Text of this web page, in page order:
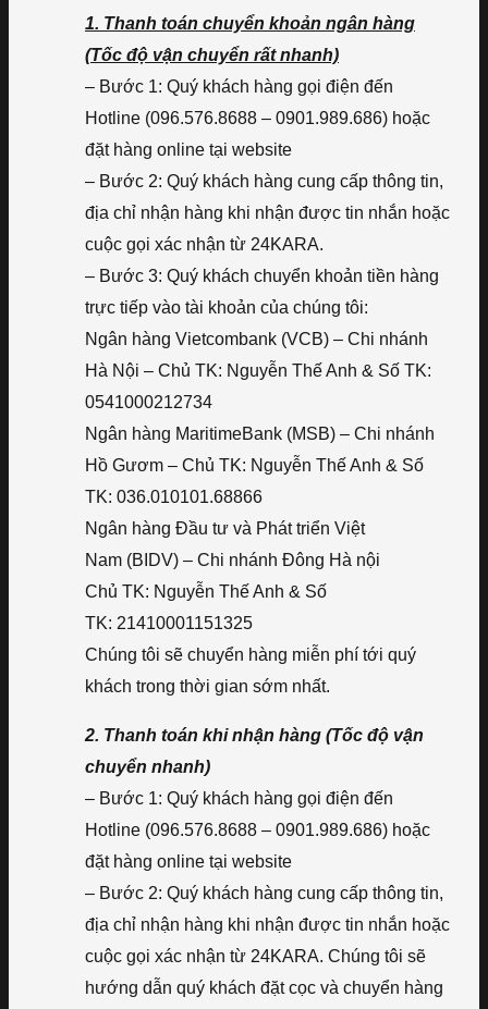
1. Thanh toán chuyển khoản ngân hàng
(Tốc độ vận chuyển rất nhanh)
– Bước 1: Quý khách hàng gọi điện đến
Hotline (096.576.8688 – 0901.989.686) hoặc
đặt hàng online tại website
– Bước 2: Quý khách hàng cung cấp thông tin,
địa chỉ nhận hàng khi nhận được tin nhắn hoặc
cuộc gọi xác nhận từ 24KARA.
– Bước 3: Quý khách chuyển khoản tiền hàng
trực tiếp vào tài khoản của chúng tôi:
Ngân hàng Vietcombank (VCB) – Chi nhánh
Hà Nội – Chủ TK: Nguyễn Thế Anh & Số TK:
0541000212734
Ngân hàng MaritimeBank (MSB) – Chi nhánh
Hồ Gươm – Chủ TK: Nguyễn Thế Anh & Số
TK: 036.010101.68866
Ngân hàng Đầu tư và Phát triển Việt
Nam (BIDV) – Chi nhánh Đông Hà nội
Chủ TK: Nguyễn Thế Anh & Số
TK: 21410001151325
Chúng tôi sẽ chuyển hàng miễn phí tới quý
khách trong thời gian sớm nhất.
2. Thanh toán khi nhận hàng (Tốc độ vận
chuyển nhanh)
– Bước 1: Quý khách hàng gọi điện đến
Hotline (096.576.8688 – 0901.989.686) hoặc
đặt hàng online tại website
– Bước 2: Quý khách hàng cung cấp thông tin,
địa chỉ nhận hàng khi nhận được tin nhắn hoặc
cuộc gọi xác nhận từ 24KARA. Chúng tôi sẽ
hướng dẫn quý khách đặt cọc và chuyển hàng